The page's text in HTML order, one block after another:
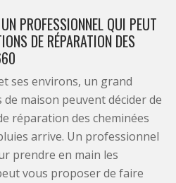
PROFESSIONNEL QUI PEUT
DE RÉPARATION DES
ses environs, un grand
maison peuvent décider de
réparation des cheminées
arrive. Un professionnel
prendre en main les
vous proposer de faire